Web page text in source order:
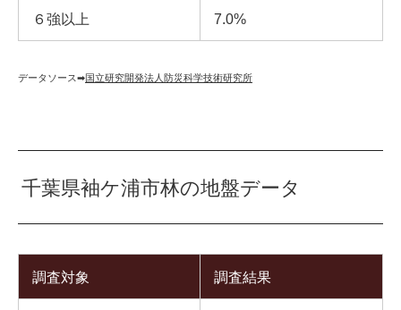
６強以上 7.0%
データソース➡︎国立研究開発法人防災科学技術研究所
千葉県袖ケ浦市林の地盤データ
調査対象 調査結果